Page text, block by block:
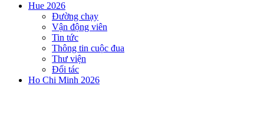
Hue 2026
Đường chạy
Vận động viên
Tin tức
Thông tin cuộc đua
Thư viện
Đối tác
Ho Chi Minh 2026